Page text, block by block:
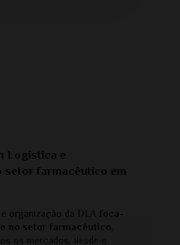
Logística e
setor farmacêutico em
organização da DLA foca-
no setor farmacêutico
os mercados, desde o